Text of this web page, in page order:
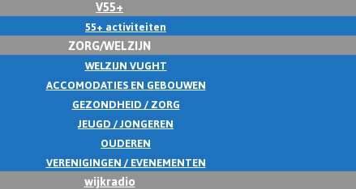
V55+
55+ activiteiten
ZORG/WELZIJN
WELZIJN VUGHT
ACCOMODATIES EN GEBOUWEN
GEZONDHEID / ZORG
JEUGD / JONGEREN
OUDEREN
VERENIGINGEN / EVENEMENTEN
wijkradio